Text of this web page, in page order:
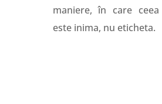
maniere, în care
este inima, nu eticheta.